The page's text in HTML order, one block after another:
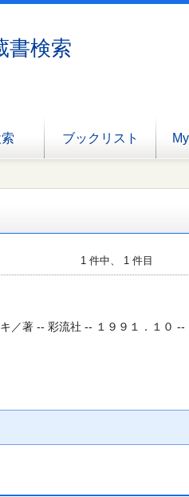
検索
ブックリスト
1 件中、 1 件目
／著 -- 彩流社 -- １９９１．１０ --